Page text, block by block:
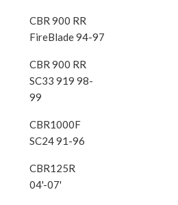
CBR 900 RR
FireBlade 94-97
CBR 900 RR
SC33 919 98-
99
CBR1000F
SC24 91-96
CBR125R
04'-07'